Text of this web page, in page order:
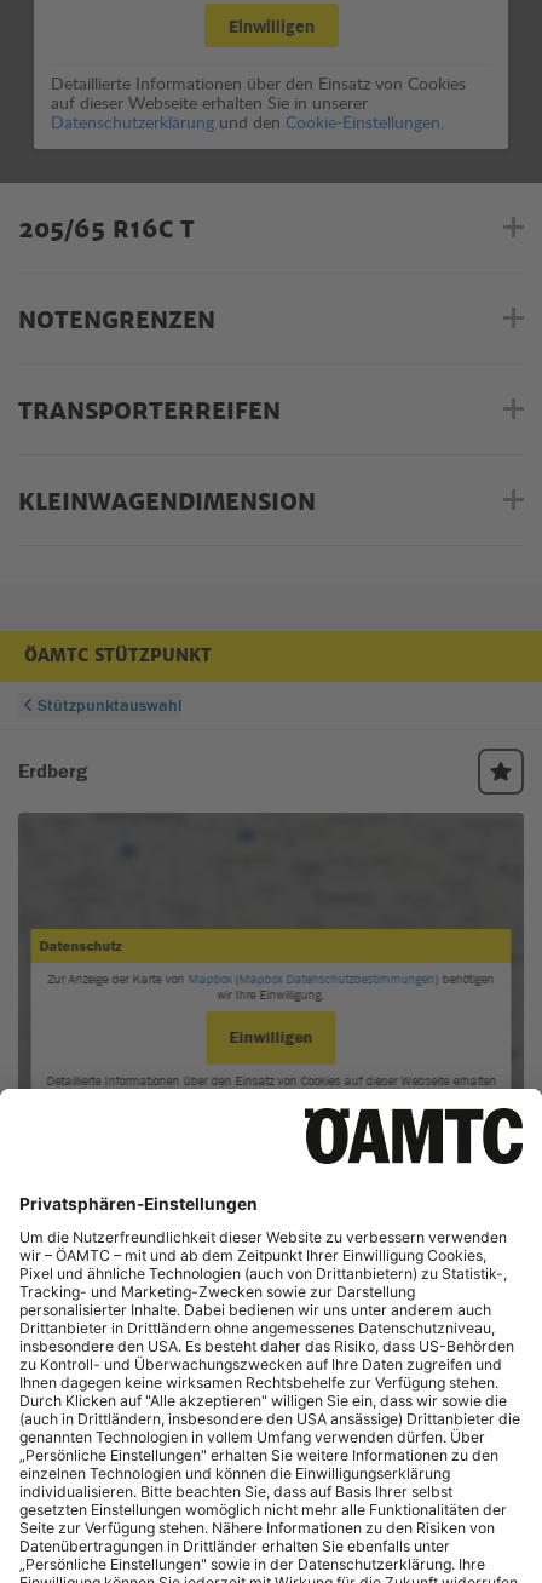
Einwilligen
Detaillierte Informationen über den Einsatz von Cookies
auf dieser Webseite erhalten Sie in unserer
Datenschutzerklärung und den Cookie-Einstellungen.
205/65 R16C T
NOTENGRENZEN
TRANSPORTERREIFEN
KLEINWAGENDIMENSION
ÖAMTC STÜTZPUNKT